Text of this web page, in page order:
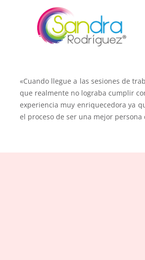
«Cuando llegue a las sesiones de
que realmente no lograba cumplir
experiencia muy enriquecedora ya
el proceso de ser una mejor